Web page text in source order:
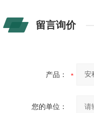
留言询价
产品：
您的单位：